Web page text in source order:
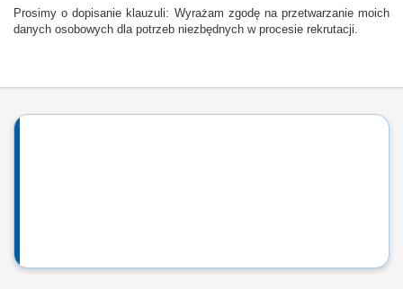
Prosimy o dopisanie klauzuli: Wyrażam zgodę na przetwarzanie moich
danych osobowych dla potrzeb niezbędnych w procesie rekrutacji.